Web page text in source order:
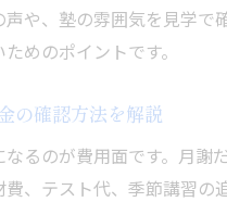
や、塾の雰囲気を見学で
めのポイントです。
の確認方法を解説
るのが費用面です。月謝
費、テスト代、季節講習の